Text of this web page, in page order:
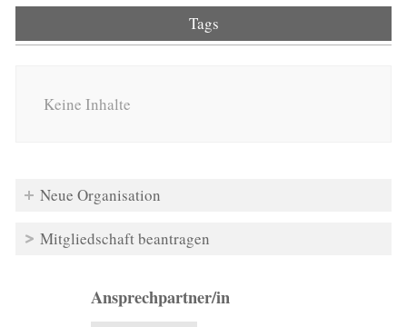
Tags
Keine Inhalte
Neue Organisation
Mitgliedschaft beantragen
Ansprechpartner/in